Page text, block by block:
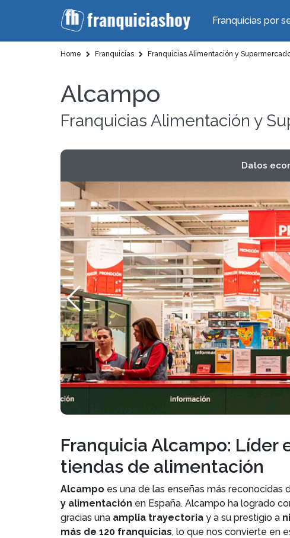
Franquicias por
Home Franquicias Franquicias Alimentación y
Alcampo
Franquicias Alimentación y
Datos
Franquicia Alcampo: Líder
tiendas de alimentación
Alcampo es una de las enseñas más reconocidas
y alimentación en España. Alcampo ha logrado
gracias una amplia trayectoria y a su prestigio a
más de 120 franquicias, lo que nos convierte en